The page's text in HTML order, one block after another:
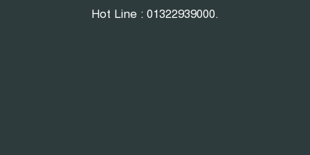
Hot Line : 01322939000.